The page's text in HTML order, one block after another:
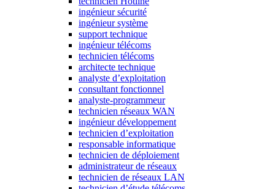
ingénieur sécurité
ingénieur système
support technique
ingénieur télécoms
technicien télécoms
architecte technique
analyste d’exploitation
consultant fonctionnel
analyste-programmeur
technicien réseaux WAN
ingénieur développement
technicien d’exploitation
responsable informatique
technicien de déploiement
administrateur de réseaux
technicien de réseaux LAN